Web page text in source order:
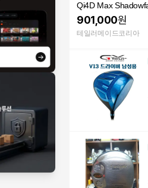
Qi4D Max
골프 드라이버
901,000원
테일러메이드코리아